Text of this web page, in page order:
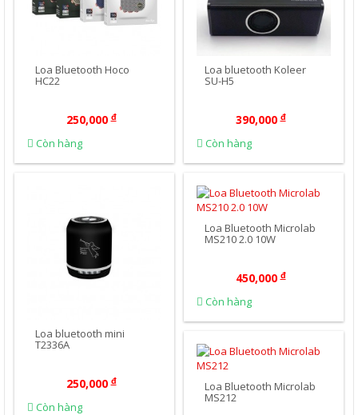
Loa Bluetooth Hoco
HC22
250,000đ
Còn hàng
Loa bluetooth Koleer
SU-H5
390,000đ
Còn hàng
Loa bluetooth mini
T2336A
250,000đ
Còn hàng
Loa Bluetooth Microlab
MS210 2.0 10W
450,000đ
Còn hàng
Mua Ngay
Loa Bluetooth Microlab
MS212
Mua Ngay